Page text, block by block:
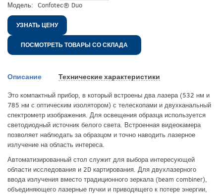
Модель: Confotec® Duo
УЗНАТЬ ЦЕНУ
ПОСМОТРЕТЬ ТОВАРЫ СО СКЛАДА
Описание Технические характеристики
Это компактный прибор, в который встроены два лазера (532 нм и
785 нм с оптическим изолятором) с телескопами и двухканальный
спектрометр изображения. Для освещения образца используется
светодиодный источник белого света. Встроенная видеокамера
позволяет наблюдать за образцом и точно наводить лазерное
излучение на область интереса.
Автоматизированный стол служит для выбора интересующей
области исследования и 2D картирования. Для двухлазерного
ввода излучения вместо традиционного зеркала (beam combiner),
объединяющего лазерные пучки и приводящего к потере энергии,